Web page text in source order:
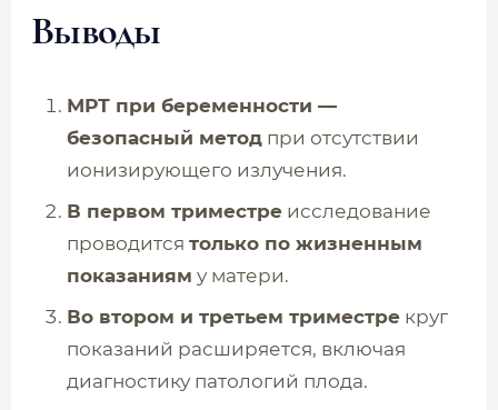
Выводы
МРТ при беременности —
безопасный метод при отсутствии
ионизирующего излучения.
В первом триместре исследование
проводится только по жизненным
показаниям у матери.
Во втором и третьем триместре круг
показаний расширяется, включая
диагностику патологий плода.